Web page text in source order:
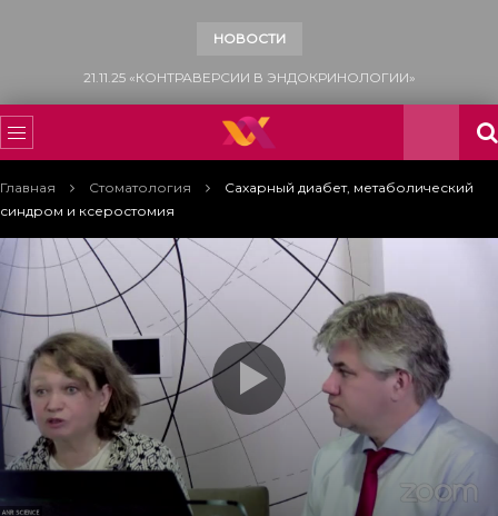
НОВОСТИ
15.11.25 «ВСЕМИРНЫЙ ДЕНЬ БОРЬБЫ С САХАРНЫМ ДИАБЕТОМ»
Главная Стоматология
Сахарный диабет, метаболический
синдром и ксеростомия